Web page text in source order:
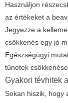
Használjon
az értékeket a
Jegyezze a
csökkenés egy jó
Egészségügyi
tünetek
Gyakori tévhitek
Sokan hiszik, hogy